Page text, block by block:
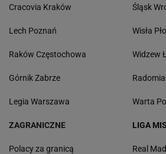
Cracovia Kraków
Lech Poznań
Raków Częstochowa
Górnik Zabrze
Legia Warszawa
Śląsk
Wisła
Widzew
Warta
ZAGRANICZNE
Polacy za granicą
LIGA
Real